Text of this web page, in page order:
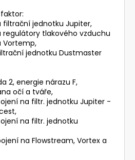
filtrační jednotku Jupiter,
tlakového vzduchu
Vortemp,
jednotku Dustmaster
2, energie nárazu F,
očí a tváře,
na filtr. jednotku Jupiter -
na filtr. jednotku
na Flowstream, Vortex a